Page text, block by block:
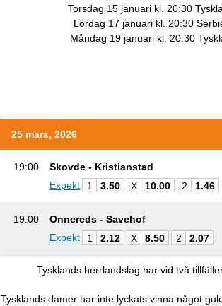
Torsdag 15 januari kl. 20:30
Lördag 17 januari kl. 20:30
Måndag 19 januari kl. 20:30
25 mars, 2026
19:00
Skovde - Kristianstad
Expekt
1 3.50 X 10.00 2 1.46
19:00
Onnereds - Savehof
Expekt
1 2.12 X 8.50 2 2.07
Tysklands herrlandslag har vid två
Tysklands damer har inte lyckats vinna något